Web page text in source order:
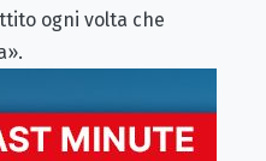
ogni volta che